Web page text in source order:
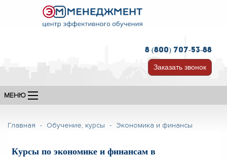
8 (800) 707-53-88
Заказать звонок
МЕНЮ
Главная - Обучение, курсы - Экономика и финансы
Курсы по экономике и финансам в